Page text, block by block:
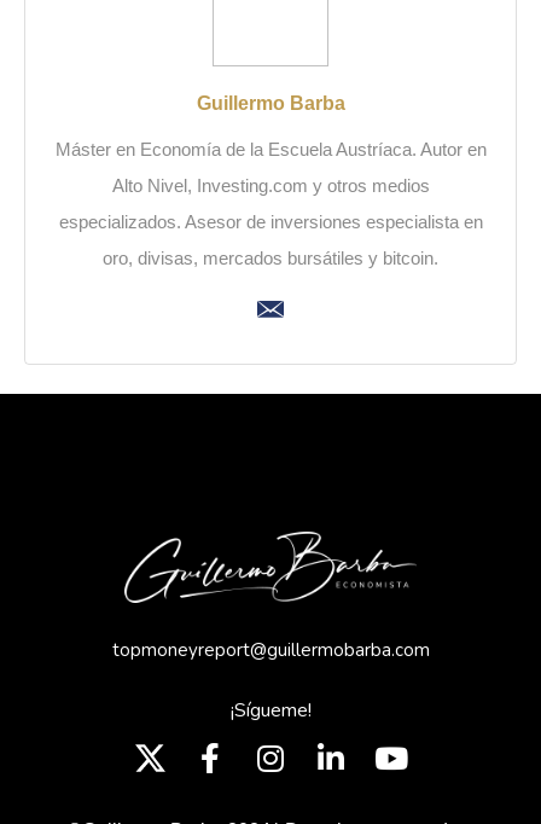
Guillermo Barba
Máster en Economía de la Escuela Austríaca. Autor en
Alto Nivel, Investing.com y otros medios
especializados. Asesor de inversiones especialista en
oro, divisas, mercados bursátiles y bitcoin.
topmoneyreport@guillermobarba.com
¡Sígueme!